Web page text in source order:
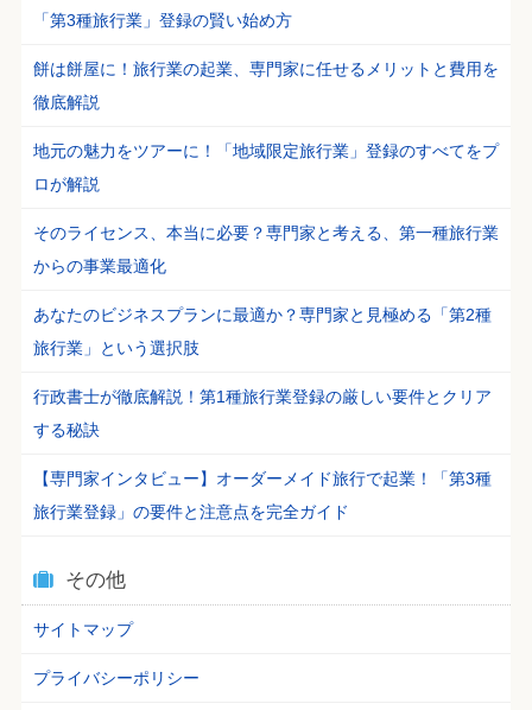
「第3種旅行業」登録の賢い始め方
餅は餅屋に！旅行業の起業、専門家に任せるメリットと費用を
徹底解説
地元の魅力をツアーに！「地域限定旅行業」登録のすべてをプ
ロが解説
そのライセンス、本当に必要？専門家と考える、第一種旅行業
からの事業最適化
あなたのビジネスプランに最適か？専門家と見極める「第2種
旅行業」という選択肢
行政書士が徹底解説！第1種旅行業登録の厳しい要件とクリア
する秘訣
【専門家インタビュー】オーダーメイド旅行で起業！「第3種
旅行業登録」の要件と注意点を完全ガイド
その他
サイトマップ
プライバシーポリシー